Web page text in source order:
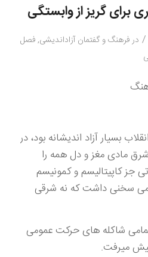
برای گریز از وابستگی
/ در فرهنگ و گفتمان آزاداندیشی,فصل
بسیار آزاد اندیشانه بود، در
مادی مغز و دل همه را
جز کاپیتالیسم و کمونیسم
سخنی داشت که نه شرقی
شاکله های حرکت عمومی
میرفت.